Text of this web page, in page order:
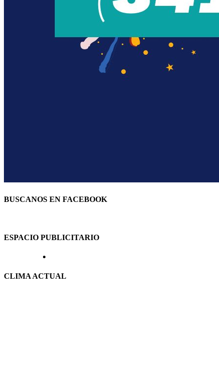
BUSCANOS EN FACEBOOK
ESPACIO PUBLICITARIO
CLIMA ACTUAL